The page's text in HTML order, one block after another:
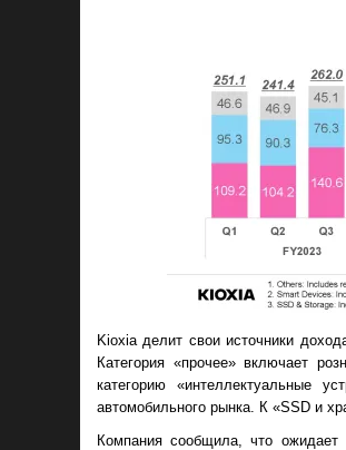
Kioxia делит свои источники
Категория «прочее» включает
категорию «интеллектуальные
автомобильного рынка. К «SSD и
Компания сообщила, что